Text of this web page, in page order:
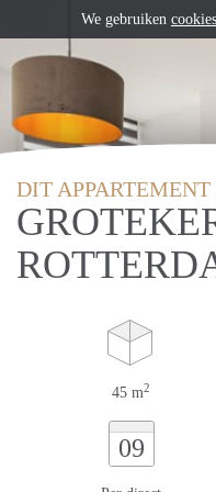
DIT
45 m2
09
We gebruiken cookies